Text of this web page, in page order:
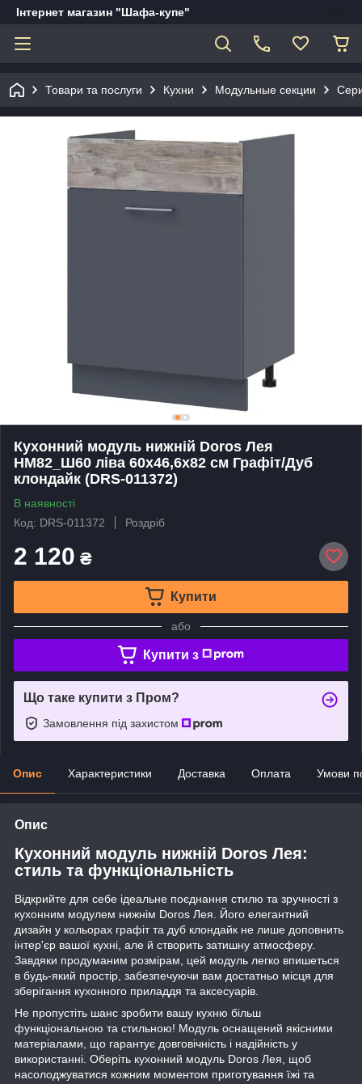
Інтернет магазин "Шафа-купе"
Товари та послуги Кухни Модульные секции
Кухонний модуль нижній Doros Лея
НМ82_Ш60 ліва 60х46,6х82 см Графіт/Дуб
клондайк (DRS-011372)
В наявності
Код: DRS-011372
Роздріб
2 120 ₴
Купити
або
Купити з
Що таке купити з Пром?
Замовлення під захистом
Опис Характеристики Доставка Оплата Умови
Опис
Кухонний модуль нижній Doros Лея:
стиль та функціональність
Відкрийте для себе ідеальне поєднання стилю та зручності з
кухонним модулем нижнім Doros Лея. Його елегантний
дизайн у кольорах графіт та дуб клондайк не лише доповнить
інтер'єр вашої кухні, але й створить затишну атмосферу.
Завдяки продуманим розмірам, цей модуль легко впишеться
в будь-який простір, забезпечуючи вам достатньо місця для
зберігання кухонного приладдя та аксесуарів.
Не пропустіть шанс зробити вашу кухню більш
функціональною та стильною! Модуль оснащений якісними
матеріалами, що гарантує довговічність і надійність у
використанні. Оберіть кухонний модуль Doros Лея, щоб
насолоджуватися кожним моментом приготування їжі та